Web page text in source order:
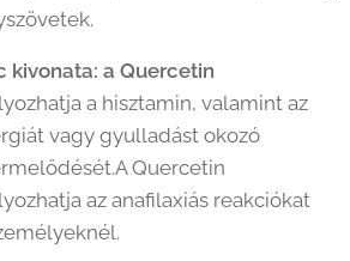
kivonata: a Quercetin
a hisztamin, valamint az
vagy gyulladást okozó
Quercetin
az anafilaxiás reakciókat